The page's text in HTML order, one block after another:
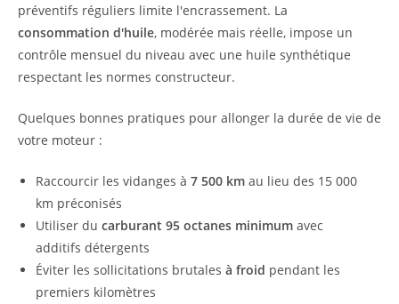
préventifs réguliers limite l'encrassement. La
consommation d'huile, modérée mais réelle, impose un
contrôle mensuel du niveau avec une huile synthétique
respectant les normes constructeur.
Quelques bonnes pratiques pour allonger la durée de vie de
votre moteur :
Raccourcir les vidanges à 7 500 km au lieu des 15 000
km préconisés
Utiliser du carburant 95 octanes minimum avec
additifs détergents
Éviter les sollicitations brutales à froid pendant les
premiers kilomètres